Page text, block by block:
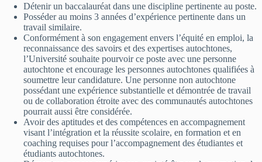
Détenir un baccalauréat dans une discipline pertinente au poste.
Posséder au moins 3 années d’expérience pertinente dans un
travail similaire.
Conformément à son engagement envers l’équité en emploi, la
reconnaissance des savoirs et des expertises autochtones,
l’Université souhaite pourvoir ce poste avec une personne
autochtone et encourage les personnes autochtones qualifiées à
soumettre leur candidature. Une personne non autochtone
possédant une expérience substantielle et démontrée de travail
ou de collaboration étroite avec des communautés autochtones
pourrait aussi être considérée.
Avoir des aptitudes et des compétences en accompagnement
visant l’intégration et la réussite scolaire, en formation et en
coaching requises pour l’accompagnement des étudiantes et
étudiants autochtones.